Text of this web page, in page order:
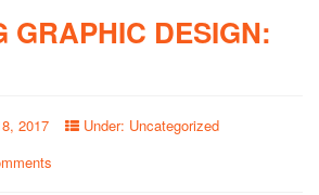
GRAPHIC DESIGN:
2017 Under: Uncategorized